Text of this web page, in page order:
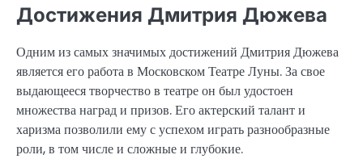
Достижения Дмитрия Дюжева
Одним из самых значимых достижений Дмитрия Дюжева
является его работа в Московском Театре Луны. За свое
выдающееся творчество в театре он был удостоен
множества наград и призов. Его актерский талант и
харизма позволили ему с успехом играть разнообразные
роли, в том числе и сложные и глубокие.